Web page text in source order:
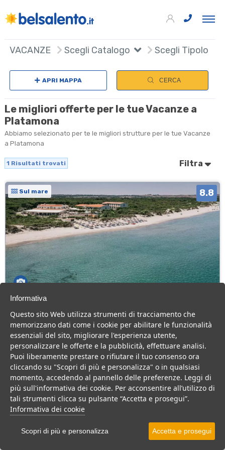
VACANZE Scegli Catalogo Scegli Tipologia
APRI MAPPA CERCA
Le migliori offerte per le tue Vacanze a
Platamona
Abbiamo selezionato per te le migliori strutture per le tue Vacanze
a Platamona
1 Risultati trovati Filtra
Sul mare 8.8
Sardegna > Sorso > Platamona
114 Camere
Hotel sulla spiaggia di Marina di Sorso, animazione, buona cucina
e tanto sport.
Villaggio Hotel
VEDI SU MAPPA
+
Informativa
Questo sito Web utilizza strumenti di tracciamento che
memorizzano dati come i cookie per abilitare le funzionalità
essenziali del sito, migliorare l'esperienza utente,
personalizzare le offerte e la pubblicità, effettuare analisi.
Puoi liberamente prestare o rifiutare il tuo consenso ora
cliccando su "Scopri di più e personalizza" o in qualsiasi
momento, accedendo al pannello delle preferenze. Leggi di
più sull'informativa dei cookie. Per acconsentire all’utilizzo di
tali strumenti clicca su pulsante “Accetta e prosegui”.
Informativa dei cookie
Scopri di più e personalizza Accetta e prosegui